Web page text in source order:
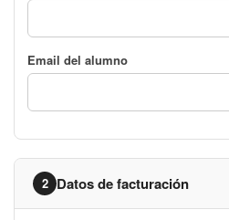
Email del alumno
2 Datos de facturación